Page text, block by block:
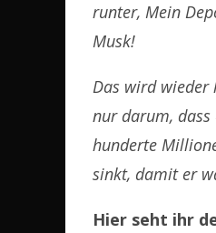
runter, Mein
Musk!
Das wird wieder
nur darum, dass
hunderte
sinkt, damit er
Hier seht ihr